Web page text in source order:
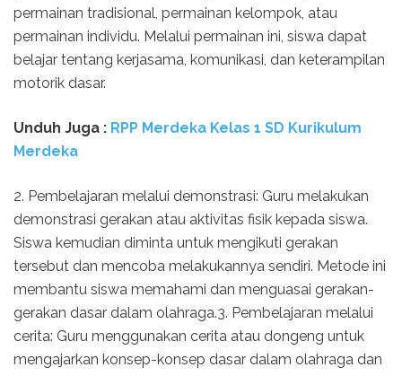
permainan tradisional, permainan kelompok, atau
permainan individu. Melalui permainan ini, siswa dapat
belajar tentang kerjasama, komunikasi, dan keterampilan
motorik dasar.
Unduh Juga : RPP Merdeka Kelas 1 SD Kurikulum
Merdeka
2. Pembelajaran melalui demonstrasi: Guru melakukan
demonstrasi gerakan atau aktivitas fisik kepada siswa.
Siswa kemudian diminta untuk mengikuti gerakan
tersebut dan mencoba melakukannya sendiri. Metode ini
membantu siswa memahami dan menguasai gerakan-
gerakan dasar dalam olahraga.3. Pembelajaran melalui
cerita: Guru menggunakan cerita atau dongeng untuk
mengajarkan konsep-konsep dasar dalam olahraga dan